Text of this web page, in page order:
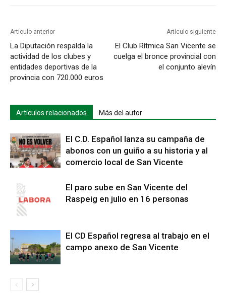
Artículo anterior
La Diputación respalda la
actividad de los clubes y
entidades deportivas de la
provincia con 720.000 euros
Artículo siguiente
El Club Rítmica San Vicente se
cuelga el bronce provincial con
el conjunto alevín
Artículos relacionados Más del autor
El C.D. Español lanza su campaña de
abonos con un guiño a su historia y al
comercio local de San Vicente
El paro sube en San Vicente del
Raspeig en julio en 16 personas
El CD Español regresa al trabajo en el
campo anexo de San Vicente